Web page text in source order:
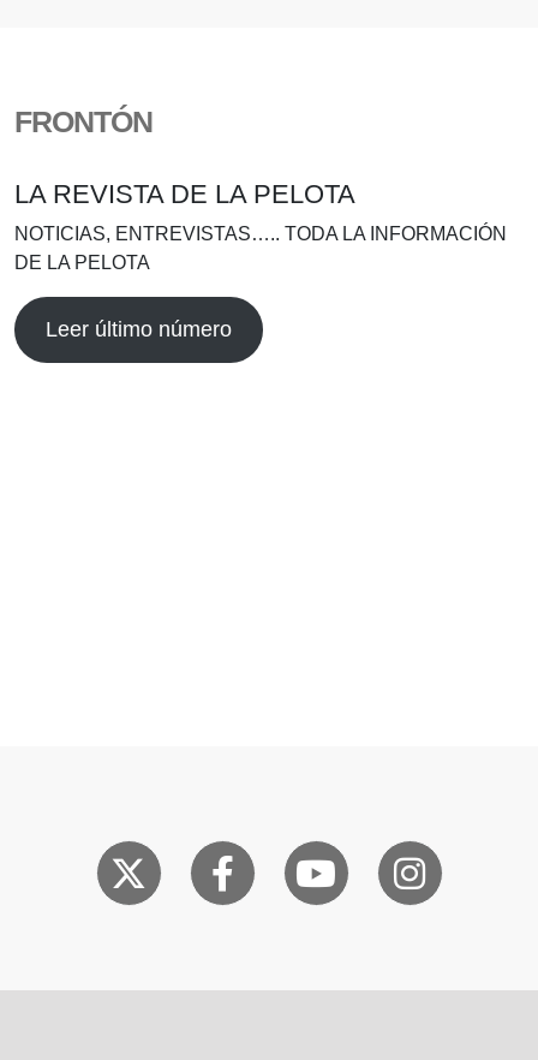
FRONTÓN
LA REVISTA DE LA PELOTA
NOTICIAS, ENTREVISTAS….. TODA LA INFORMACIÓN
DE LA PELOTA
Leer último número